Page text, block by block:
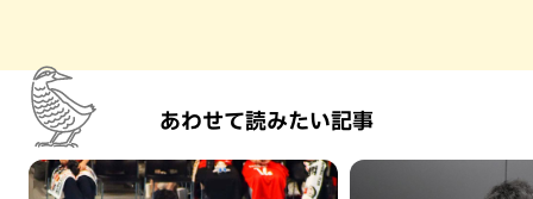
あわせて読みたい記事